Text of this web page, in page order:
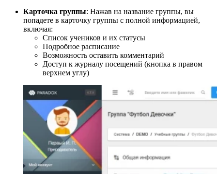
Карточка группы: Нажав на название группы, вы
попадете в карточку группы с полной информацией,
включая:
Список учеников и их статусы
Подробное расписание
Возможность оставить комментарий
Доступ к журналу посещений (кнопка в правом
верхнем углу)